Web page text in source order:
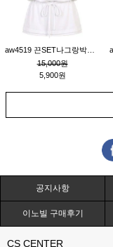
15,000원
5,900원
공지사항
이노빌 구매후기
CS CENTER